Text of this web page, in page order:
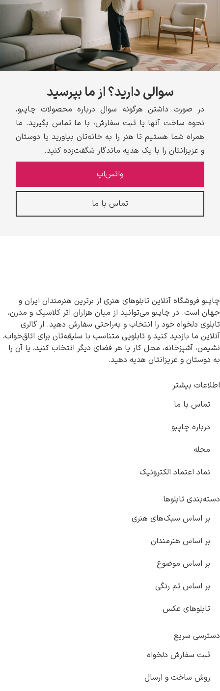
سوالی دارید؟ از ما بپرسید
در صورت داشتن هرگونه سوال درباره محصولات چاپبو،
نحوه ساخت آنها یا ثبت سفارش، با ما تماس بگیرید. ما
همراه شما هستیم تا هنر را به خانه‌تان بیاورید یا دوستان
و عزیزانتان را با یک هدیه ماندگار شگفت‌زده کنید.
واتس‌اپ
تماس با ما
چاپبو فروشگاه آنلاین تابلوهای هنری از برترین هنرمندان ایران و
جهان است. در چاپبو می‌توانید از میان هزاران اثر کلاسیک و مدرن،
تابلوی دلخواه خود را انتخاب و به‌راحتی سفارش دهید. از گالری
آنلاین ما بازدید کنید و تابلویی متناسب با سلیقه‌تان برای اتاق‌خواب،
نشیمن، آشپزخانه، محل کار یا هر فضای دیگر انتخاب کنید، یا آن را
به دوستان و عزیزانتان هدیه دهید.
اطلاعات بیشتر
تماس با ما
درباره چاپبو
مجله
نماد اعتماد الکترونیک
دسته‌بندی تابلوها
بر اساس سبک‌های هنری
بر اساس هنرمندان
بر اساس موضوع
بر اساس تم رنگی
تابلوهای عکس
دسترسی سریع
ثبت سفارش دلخواه
روش ساخت و ارسال